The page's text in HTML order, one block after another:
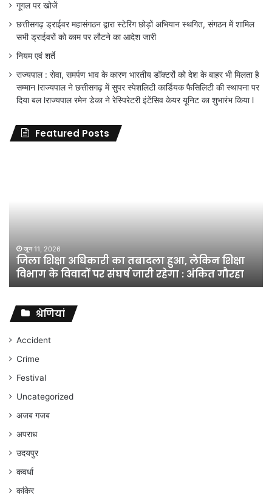
गूगल पर खोजें
छत्तीसगढ़ ड्राईवर महासंगठन द्वारा स्टेरिंग छोड़ों अभियान स्थगित, संगठन में शामिल
सभी ड्राईवरों को काम पर लौटने का आदेश जारी
नियम एवं शर्ते
राज्यपाल : सेवा, समर्पण भाव के कारण भारतीय डॉक्टरों को देश के बाहर भी मिलता है
सम्मान lराज्यपाल ने छत्तीसगढ़ में सुपर स्पेशलिटी कार्डियक फैसिलिटी की स्थापना पर
दिया बल lराज्यपाल रमेन डेका ने रेस्पिरेटरी इंटेंसिव केयर यूनिट का शुभारंभ किया l
Featured Posts
शिक्षा
विभाग
विवादों
संघर्ष
जारी
रहेगा
अंकित
गौरहा
जून 11, 2026
जिला शिक्षा अधिकारी का तबादला हुआ, लेकिन शिक्षा
विभाग के विवादों पर संघर्ष जारी रहेगा : अंकित गौरहा
श्रेणियां
Accident
Crime
Festival
Uncategorized
अजब गजब
अपराध
उदयपुर
कवर्धा
कांकेर